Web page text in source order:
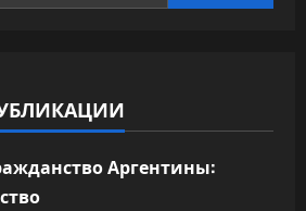
Аргентины: